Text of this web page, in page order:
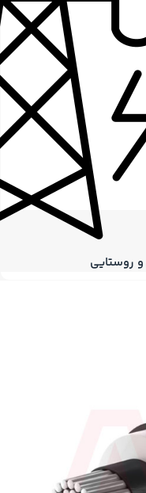
روستایی